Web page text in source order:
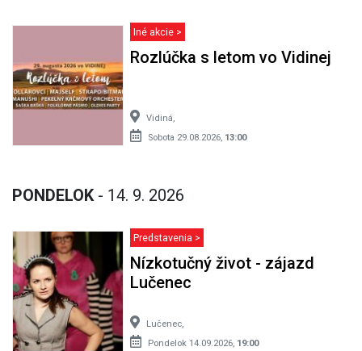
Iné akcie >
Rozlúčka s letom vo Vidinej
Vidiná,
Sobota 29.08.2026, 13:00
PONDELOK - 14. 9. 2026
Predstavenia >
Nízkotučný život - zájazd
Lučenec
Lučenec,
Pondelok 14.09.2026, 19:00